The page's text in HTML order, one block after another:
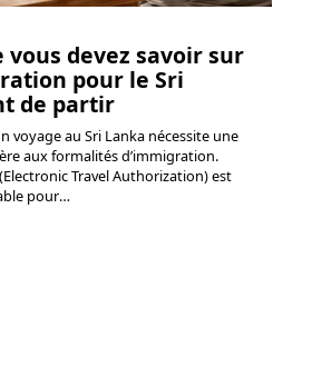
vous devez savoir sur
pour le Sri
de partir
voyage au Sri Lanka nécessite une
aux formalités d’immigration.
(Electronic Travel Authorization) est
pour…